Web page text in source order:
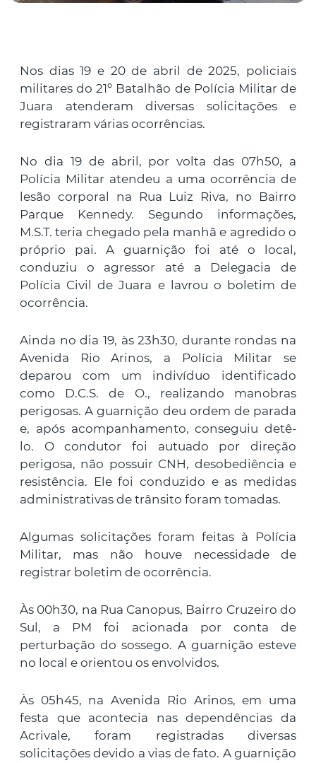
Nos dias 19 e 20 de abril de 2025, policiais
militares do 21º Batalhão de Polícia Militar de
Juara atenderam diversas solicitações e
registraram várias ocorrências.
No dia 19 de abril, por volta das 07h50, a
Polícia Militar atendeu a uma ocorrência de
lesão corporal na Rua Luiz Riva, no Bairro
Parque Kennedy. Segundo informações,
M.S.T. teria chegado pela manhã e agredido o
próprio pai. A guarnição foi até o local,
conduziu o agressor até a Delegacia de
Polícia Civil de Juara e lavrou o boletim de
ocorrência.
Ainda no dia 19, às 23h30, durante rondas na
Avenida Rio Arinos, a Polícia Militar se
deparou com um indivíduo identificado
como D.C.S. de O., realizando manobras
perigosas. A guarnição deu ordem de parada
e, após acompanhamento, conseguiu detê-
lo. O condutor foi autuado por direção
perigosa, não possuir CNH, desobediência e
resistência. Ele foi conduzido e as medidas
administrativas de trânsito foram tomadas.
Algumas solicitações foram feitas à Polícia
Militar, mas não houve necessidade de
registrar boletim de ocorrência.
Às 00h30, na Rua Canopus, Bairro Cruzeiro do
Sul, a PM foi acionada por conta de
perturbação do sossego. A guarnição esteve
no local e orientou os envolvidos.
Às 05h45, na Avenida Rio Arinos, em uma
festa que acontecia nas dependências da
Acrivale, foram registradas diversas
solicitações devido a vias de fato. A guarnição